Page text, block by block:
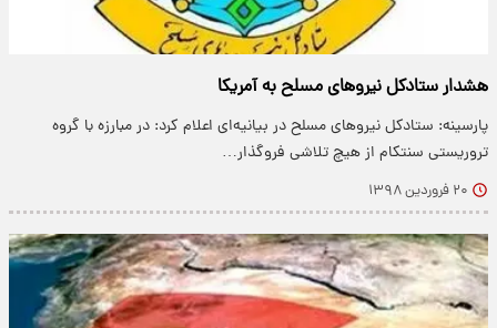
هشدار ستادکل نیرو‌های مسلح به آمریکا
پارسینه: ستادکل نیرو‌های مسلح در بیانیه‌ای اعلام کرد: در مبارزه با گروه
تروریستی سنتکام از هیچ تلاشی فروگذار…
۲۰ فروردین ۱۳۹۸